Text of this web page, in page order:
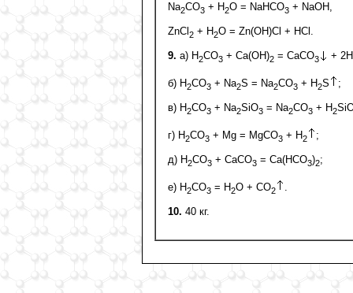
Na2CO3 + H2O = NaHCO3 + NaOH,
ZnCl 2 + H2O = Zn(OH)Cl + HCl.
9. a) H2CO3 + Ca(OH)2 = CaCO3 + 2H
б) H2CO3 + Na2S = Na2CO3 + H2S ;
в) H2CO3 + Na2SiO3 = Na2CO3 + H2
г) H2CO3 + Mg = MgCO3 + H2 ;
д) H2CO3 + CaCO3 = Ca(HCO3)2;
е) H2CO3 = H2O + CO2
10. 40 кг.